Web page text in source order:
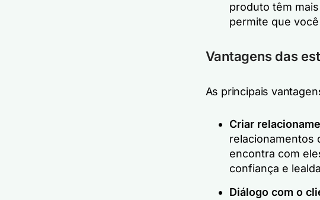
produto têm
permite que
Vantagens das
As principais
Criar
relacionamentos
encontra com
confiança e
Diálogo com o